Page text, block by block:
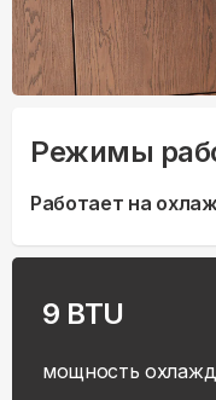
Режимы
Работает на
9 BTU
мощность